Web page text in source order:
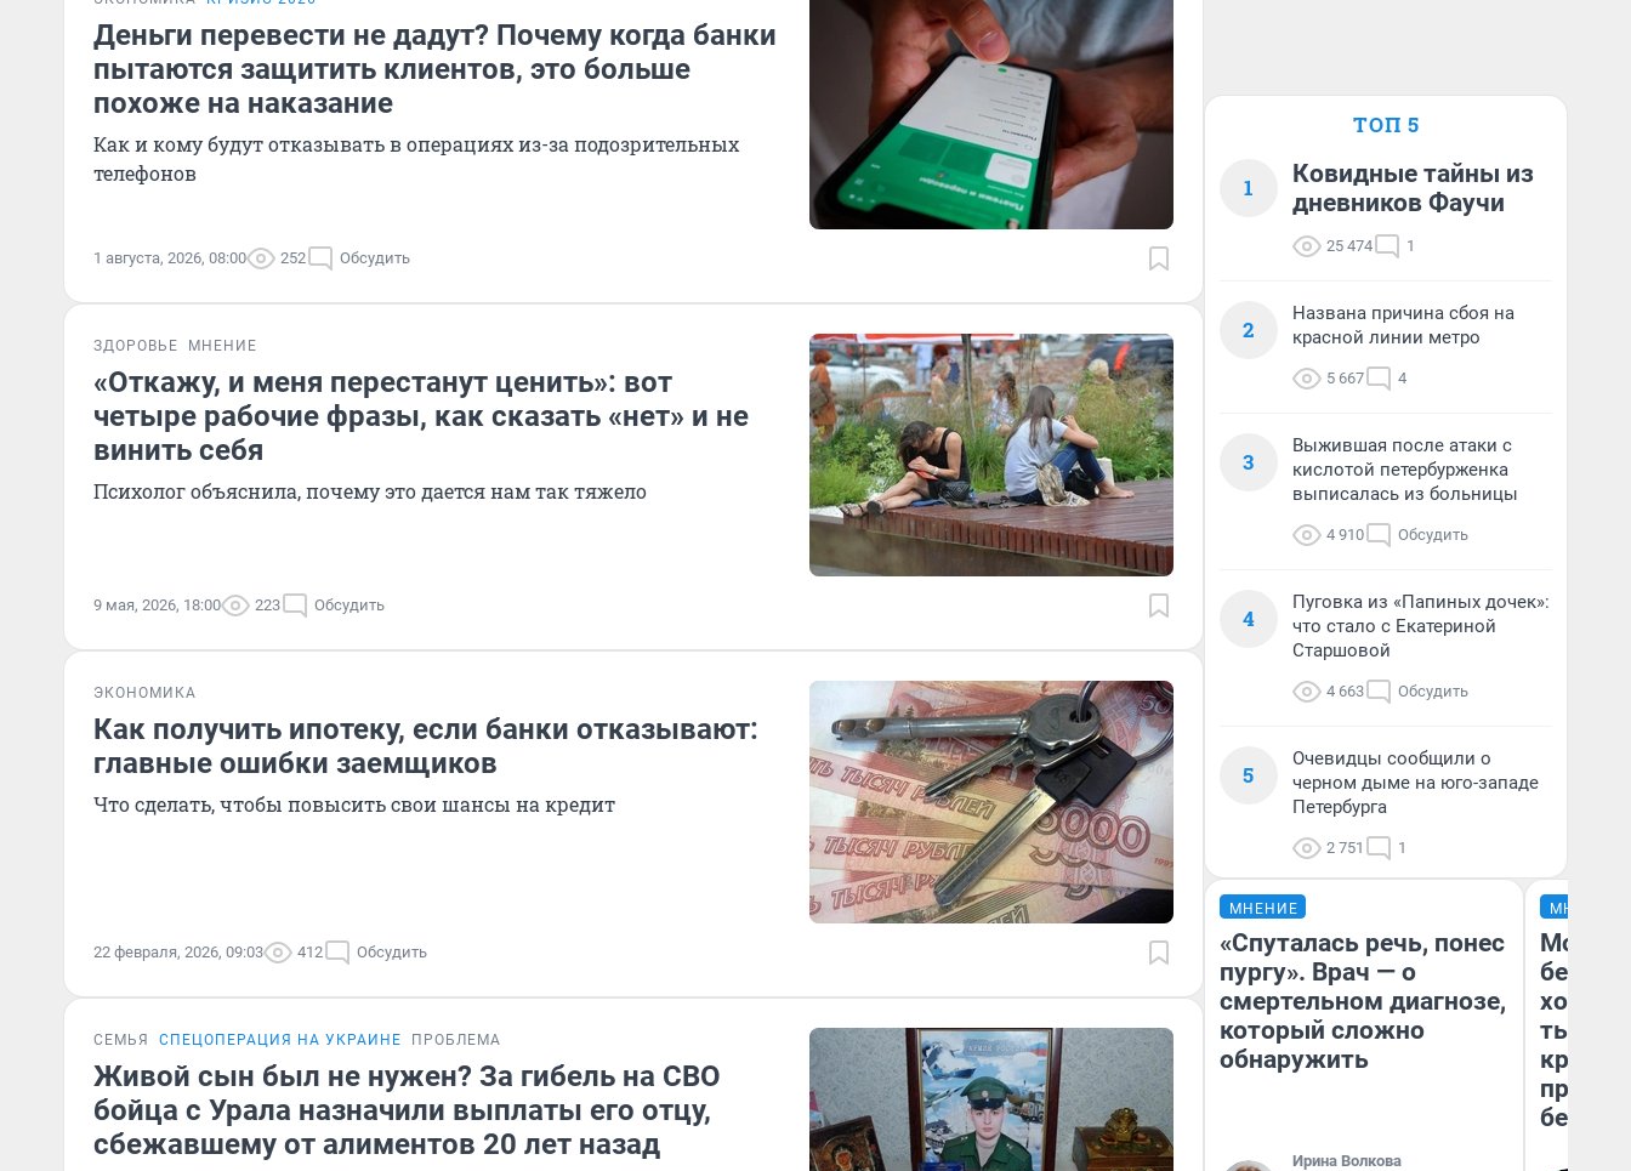
Деньги перевести не дадут? Почему когда банки
пытаются защитить клиентов, это больше
похоже на наказание
Как и кому будут отказывать в операциях из-за подозрительных
телефонов
1 августа, 2026, 08:00 252 Обсудить
ЗДОРОВЬЕ МНЕНИЕ
«Откажу, и меня перестанут ценить»: вот
четыре рабочие фразы, как сказать «нет» и не
винить себя
Психолог объяснила, почему это дается нам так тяжело
9 мая, 2026, 18:00 223 Обсудить
ЭКОНОМИКА
Как получить ипотеку, если банки отказывают:
главные ошибки заемщиков
Что сделать, чтобы повысить свои шансы на кредит
22 февраля, 2026, 09:03 412 Обсудить
СЕМЬЯ СПЕЦОПЕРАЦИЯ НА УКРАИНЕ ПРОБЛЕМА
Живой сын был не нужен? За гибель на СВО
бойца с Урала назначили выплаты его отцу,
сбежавшему от алиментов 20 лет назад
ТОП 5
1
Ковидные тайны из
дневников Фаучи
25 474 1
2
Названа причина сбоя на
красной линии метро
5 667 4
3
Выжившая после атаки с
кислотой петербурженка
выписалась из больницы
4 910 Обсудить
4
Пуговка из «Папиных дочек»:
что стало с Екатериной
Старшовой
4 663 Обсудить
5
Очевидцы сообщили о
черном дыме на юго-западе
Петербурга
2 751 1
МНЕНИЕ
«Спуталась речь, понес
пургу». Врач — о
смертельном диагнозе,
который сложно
обнаружить
Ирина Волкова
МНЕНИЕ
Мой
хотела
тысяч,